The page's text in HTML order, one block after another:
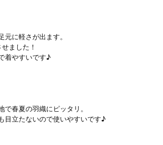
に軽さが出ます。
ました！
着やすいです♪
春夏の羽織にピッタリ。
目立たないので使いやすいです♪